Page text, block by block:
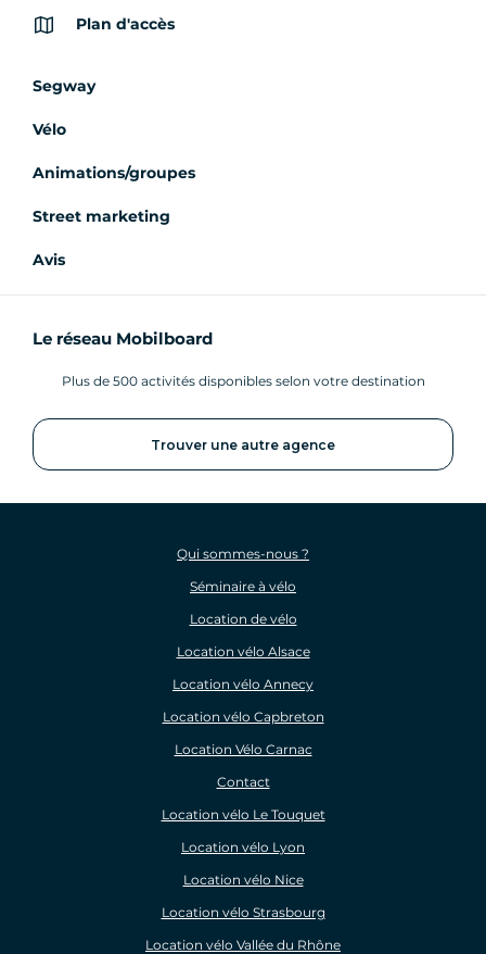
Plan d'accès
Segway
Vélo
Animations/groupes
Street marketing
Avis
Le réseau Mobilboard
Plus de 500 activités disponibles selon votre destination
Trouver une autre agence
Qui sommes-nous ?
Séminaire à vélo
Location de vélo
Location vélo Alsace
Location vélo Annecy
Location vélo Capbreton
Location Vélo Carnac
Contact
Location vélo Le Touquet
Location vélo Lyon
Location vélo Nice
Location vélo Strasbourg
Location vélo Vallée du Rhône